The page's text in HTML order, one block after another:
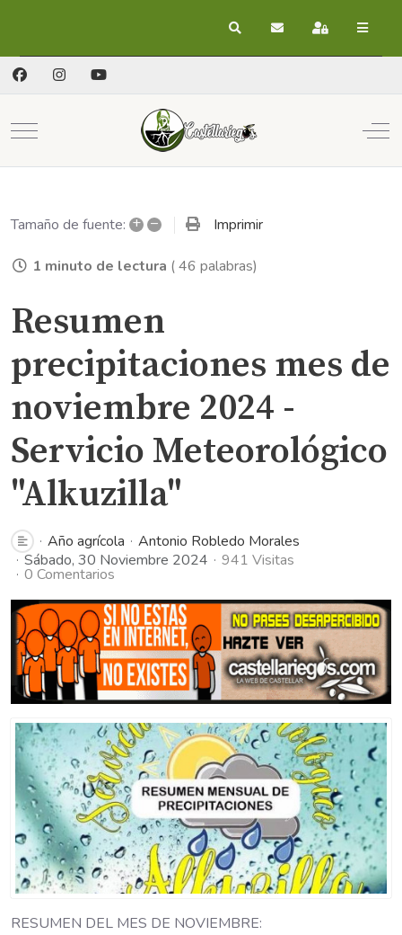
BuscarSuscribirse a las
Registrarse
Mobile Menu Toggle
Tamaño de fuente: + – Imprimir
1 minuto de lectura ( 46 palabras)
Resumen
precipitaciones mes de
noviembre 2024 -
Servicio Meteorológico
"Alkuzilla"
Año agrícola
Antonio Robledo Morales
Sábado, 30 Noviembre 2024
941 Visitas
0 Comentarios
RESUMEN DEL MES DE NOVIEMBRE: